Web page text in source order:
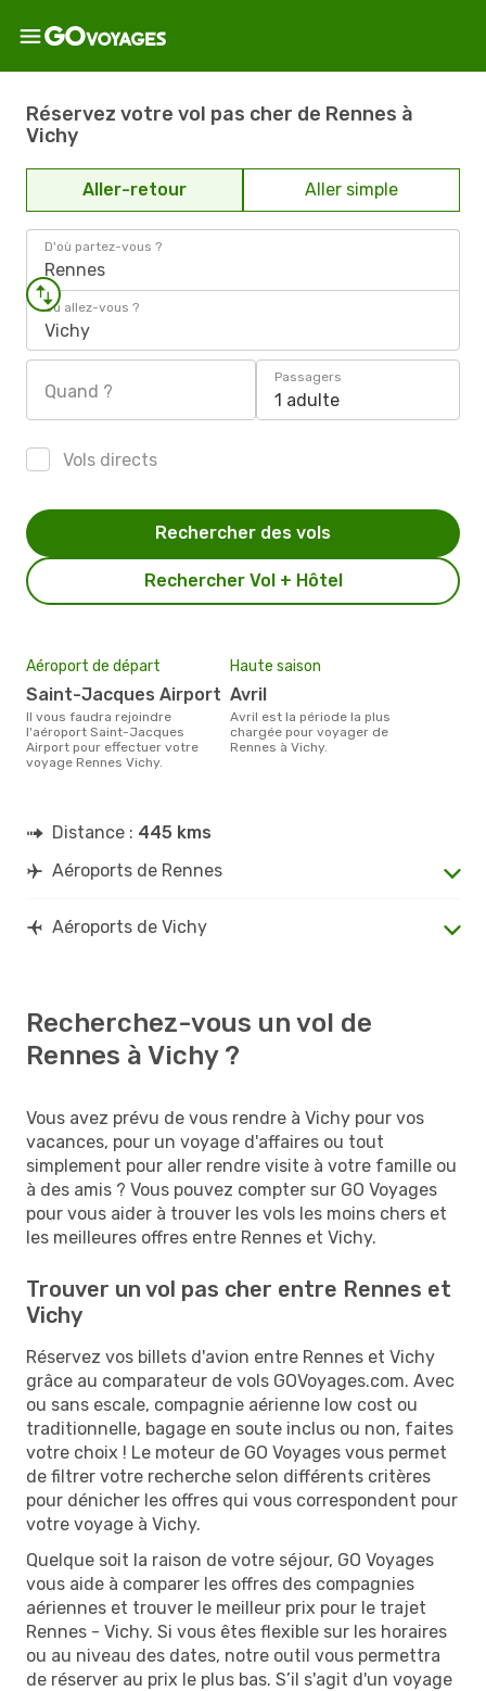
Réservez votre vol pas cher de Rennes à
Vichy
Aller-retour Aller simple
D'où partez-vous ?
Rennes
Où allez-vous ?
Vichy
Quand ?
Passagers
1 adulte
Vols directs
Rechercher Vol + Hôtel
Rechercher des vols
Aéroport de départ
Saint-Jacques Airport
Il vous faudra rejoindre
l'aéroport Saint-Jacques
Airport pour effectuer votre
voyage Rennes Vichy.
Haute saison
avril
avril est la période la plus
chargée pour voyager de
Rennes à Vichy.
Distance : 445 kms
Aéroports de Rennes
Aéroports de Vichy
Recherchez-vous un vol de
Rennes à Vichy ?
Vous avez prévu de vous rendre à Vichy pour vos
vacances, pour un voyage d'affaires ou tout
simplement pour aller rendre visite à votre famille ou
à des amis ? Vous pouvez compter sur GO Voyages
pour vous aider à trouver les vols les moins chers et
les meilleures offres entre Rennes et Vichy.
Trouver un vol pas cher entre Rennes et
Vichy
Réservez vos billets d'avion entre Rennes et Vichy
grâce au comparateur de vols GOVoyages.com. Avec
ou sans escale, compagnie aérienne low cost ou
traditionnelle, bagage en soute inclus ou non, faites
votre choix ! Le moteur de GO Voyages vous permet
de filtrer votre recherche selon différents critères
pour dénicher les offres qui vous correspondent pour
votre voyage à Vichy.
Quelque soit la raison de votre séjour, GO Voyages
vous aide à comparer les offres des compagnies
aériennes et trouver le meilleur prix pour le trajet
Rennes - Vichy. Si vous êtes flexible sur les horaires
ou au niveau des dates, notre outil vous permettra
de réserver au prix le plus bas. S’il s'agit d'un voyage